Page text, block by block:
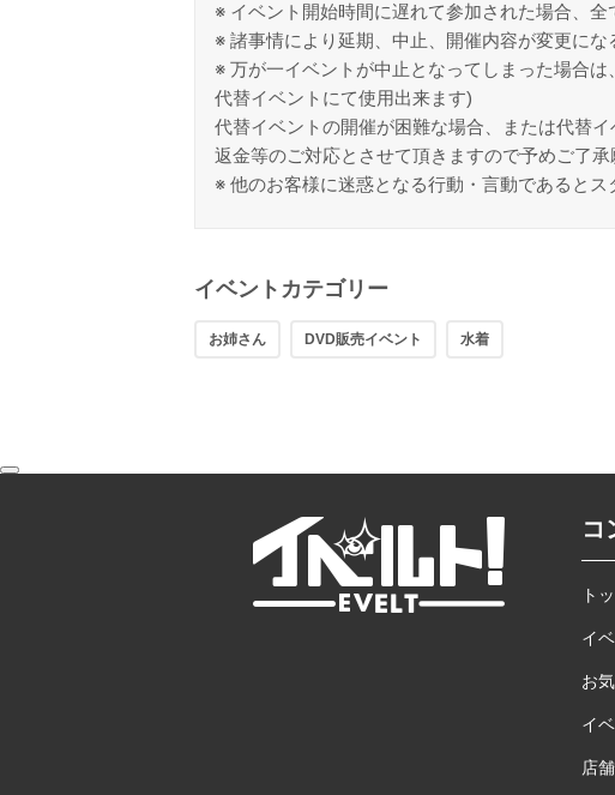
※ イベント開始時間に遅れて参加された場合、
※ 諸事情により延期、中止、開催内容が変更にな
※ 万が一イベントが中止となってしまった場合
代替イベントにて使用出来ます)
代替イベントの開催が困難な場合、または代替
返金等のご対応とさせて頂きますので予めご了承
※ 他のお客様に迷惑となる行動・言動であると
イベントカテゴリー
お姉さん DVD販売イベント 水着
コ
ト
イ
お
イ
店